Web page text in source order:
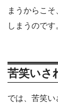
まうからこ
しまうのです
苦笑いさ
では、苦笑い